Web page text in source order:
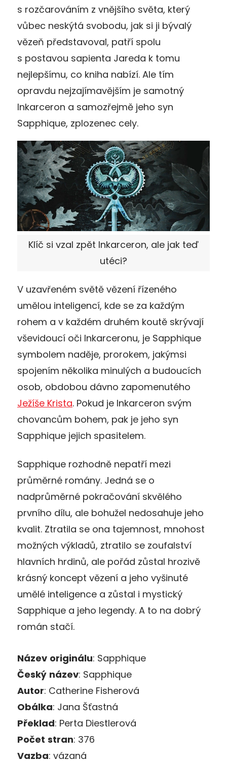
s rozčarováním z vnějšího světa, který
vůbec neskýtá svobodu, jak si ji bývalý
vězeň představoval, patří spolu
s postavou sapienta Jareda k tomu
nejlepšímu, co kniha nabízí. Ale tím
opravdu nejzajímavějším je samotný
Inkarceron a samozřejmě jeho syn
Sapphique, zplozenec cely.
Klíč si vzal zpět Inkarceron, ale jak teď
utéci?
V uzavřeném světě vězení řízeného
umělou inteligencí, kde se za každým
rohem a v každém druhém koutě skrývají
vševidoucí oči Inkarceronu, je Sapphique
symbolem naděje, prorokem, jakýmsi
spojením několika minulých a budoucích
osob, obdobou dávno zapomenutého
Ježíše Krista. Pokud je Inkarceron svým
chovancům bohem, pak je jeho syn
Sapphique jejich spasitelem.
Sapphique rozhodně nepatří mezi
průměrné romány. Jedná se o
nadprůměrné pokračování skvělého
prvního dílu, ale bohužel nedosahuje jeho
kvalit. Ztratila se ona tajemnost, mnohost
možných výkladů, ztratilo se zoufalství
hlavních hrdinů, ale pořád zůstal hrozivě
krásný koncept vězení a jeho vyšinuté
umělé inteligence a zůstal i mystický
Sapphique a jeho legendy. A to na dobrý
román stačí.
Název originálu: Sapphique
Český název: Sapphique
Autor: Catherine Fisherová
Obálka: Jana Šťastná
Překlad: Perta Diestlerová
Počet stran: 376
Vazba: vázaná